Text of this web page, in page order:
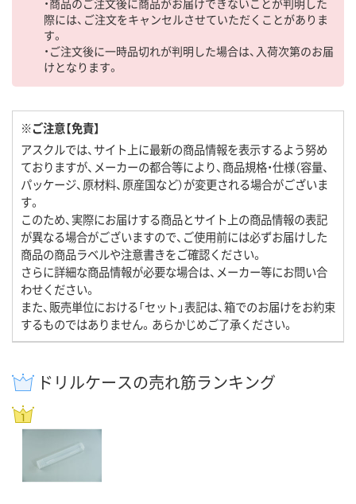
際には、ご注文をキャンセルさせていただくことがありま
す。
・ご注文後に一時品切れが判明した場合は、入荷次第のお届
けとなります。
※ご注意【免責】
アスクルでは、サイト上に最新の商品情報を表示するよう努め
ておりますが、メーカーの都合等により、商品規格・仕様（容量、
パッケージ、原材料、原産国など）が変更される場合がございま
す。
このため、実際にお届けする商品とサイト上の商品情報の表記
が異なる場合がございますので、ご使用前には必ずお届けした
商品の商品ラベルや注意書きをご確認ください。
さらに詳細な商品情報が必要な場合は、メーカー等にお問い合
わせください。
また、販売単位における「セット」表記は、箱でのお届けをお約束
するものではありません。あらかじめご了承ください。
ドリルケースの売れ筋ランキング